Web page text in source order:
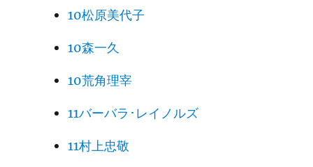
10松原美代子
10森一久
10荒角理宰
11バーバラ･レイノルズ
11村上忠敬